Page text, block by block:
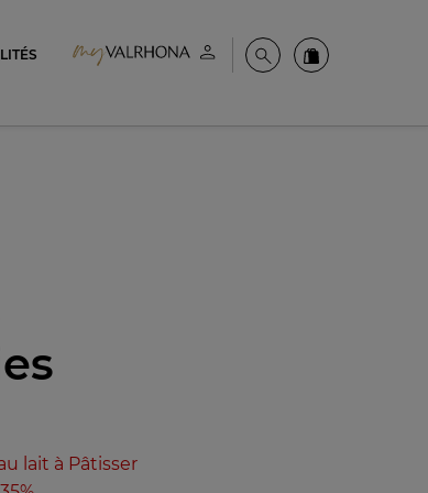
Espace client RechercheCommandez
lait à Pâtisser